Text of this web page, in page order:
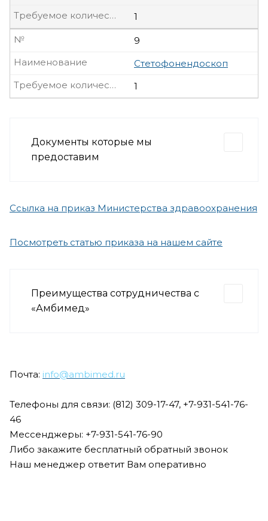
1
Требуемое количество, шт
9
№
Стетофонендоскоп
Наименование
1
Требуемое количество, шт
Документы которые мы
предоставим
Ссылка на приказ Министерства здравоохранения
Посмотреть статью приказа на нашем сайте
Преимущества сотрудничества с
«Амбимед»
Почта: info@ambimed.ru
Телефоны для связи: (812) 309-17-47, +7-931-541-76-
46
Мессенджеры: +7-931-541-76-90
Либо закажите бесплатный обратный звонок
Наш менеджер ответит Вам оперативно